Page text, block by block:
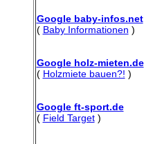
Google baby-infos.net
( Baby Informationen )
Google holz-mieten.de
( Holzmiete bauen?! )
Google ft-sport.de
( Field Target)